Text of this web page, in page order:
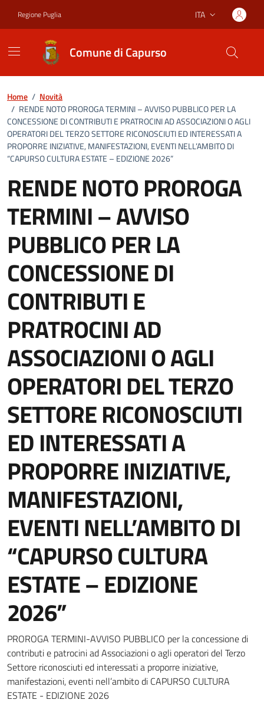
Regione Puglia Lingua attiva:
ITA
Comune di Capurso
Home / Novità
/ RENDE NOTO PROROGA TERMINI – AVVISO PUBBLICO PER LA
CONCESSIONE DI CONTRIBUTI E PRATROCINI AD ASSOCIAZIONI O AGLI
OPERATORI DEL TERZO SETTORE RICONOSCIUTI ED INTERESSATI A
PROPORRE INIZIATIVE, MANIFESTAZIONI, EVENTI NELL’AMBITO DI
“CAPURSO CULTURA ESTATE – EDIZIONE 2026”
RENDE NOTO PROROGA
TERMINI – AVVISO
PUBBLICO PER LA
CONCESSIONE DI
CONTRIBUTI E
PRATROCINI AD
ASSOCIAZIONI O AGLI
OPERATORI DEL TERZO
SETTORE RICONOSCIUTI
ED INTERESSATI A
PROPORRE INIZIATIVE,
MANIFESTAZIONI,
EVENTI NELL’AMBITO DI
“CAPURSO CULTURA
ESTATE – EDIZIONE
2026”
Dettagli della notizia
PROROGA TERMINI-AVVISO PUBBLICO per la concessione di
contributi e patrocini ad Associazioni o agli operatori del Terzo
Settore riconosciuti ed interessati a proporre iniziative,
manifestazioni, eventi nell’ambito di CAPURSO CULTURA
ESTATE - EDIZIONE 2026